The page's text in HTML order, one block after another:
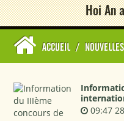
Hoi An
ACCUEIL / NOUVELLES
09:47